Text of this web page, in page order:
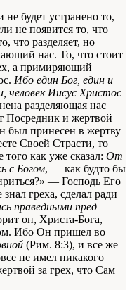
не будет устранено то,
не появится то, что
что разделяет, но
нас. То, что стоит
а примиряющий
Ибо един Бог, един и
человек Иисус Христос
разделяющая нас
Посредник и жертвой
был принесен в жертву
Своей Страсти, то
как уже сказал: От
с Богом, — как будто бы
— Господь Его
греха, сделал ради
праведными пред
он, Христа-Бога,
. Ибо Он пришел во
(Рим. 8:3), и все же
не имел никакого
за грех, что Сам